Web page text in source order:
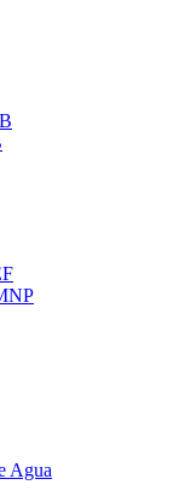
Agua